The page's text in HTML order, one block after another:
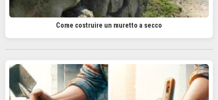
Come costruire un muretto a secco